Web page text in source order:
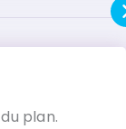
au plan.